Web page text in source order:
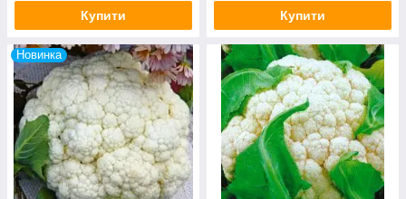
Купити Купити
Новинка